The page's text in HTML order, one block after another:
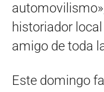
historiador
amigo de toda
Este domingo